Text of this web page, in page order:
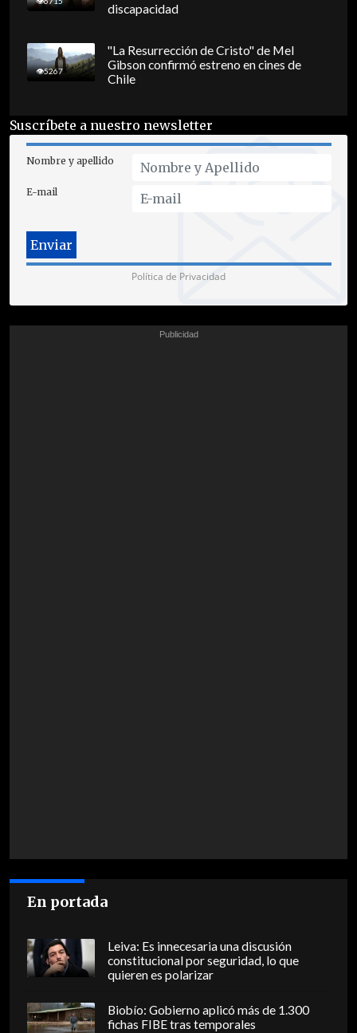
discapacidad
5267
"La Resurrección de Cristo" de Mel
Gibson confirmó estreno en cines de
Chile
Suscríbete a nuestro newsletter
Nombre y apellido
E-mail
Política de Privacidad
En portada
Leiva: Es innecesaria una discusión
constitucional por seguridad, lo que
quieren es polarizar
Biobío: Gobierno aplicó más de 1.300
fichas FIBE tras temporales